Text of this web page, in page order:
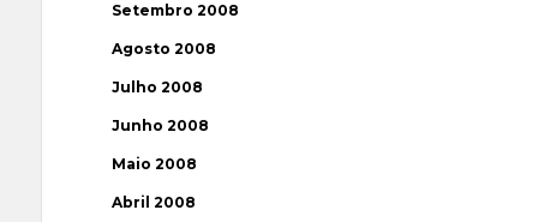
Setembro 2008
Agosto 2008
Julho 2008
Junho 2008
Maio 2008
Abril 2008